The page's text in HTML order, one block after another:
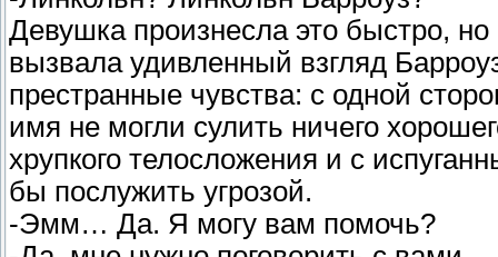
Девушка произнесла это быстро, но
вызвала удивленный взгляд
престранные чувства: с одной
имя не могли сулить ничего
хрупкого телосложения и с
бы послужить угрозой.
-Эмм… Да. Я могу вам помочь?